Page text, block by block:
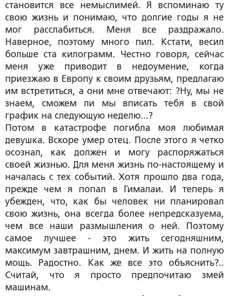
становится все немыслимей. Я вспоминаю ту
свою жизнь и понимаю, что долгие годы я не
мог расслабиться. Меня все раздражало.
Наверное, поэтому много пил. Кстати, весил
больше ста килограмм. Честно говоря, сейчас
меня уже приводит в недоумение, когда
приезжаю в Европу к своим друзьям, предлагаю
им встретиться, а они мне отвечают: ?Ну, мы не
знаем, сможем ли мы вписать тебя в свой
график на следующую неделю...?
Потом в катастрофе погибла моя любимая
девушка. Вскоре умер отец. После этого я четко
осознал, как должен и могу распоряжаться
своей жизнью. Для меня жизнь по-настоящему и
началась с тех событий. Хотя прошло два года,
прежде чем я попал в Гималаи. И теперь я
убежден, что, как бы человек ни планировал
свою жизнь, она всегда более непредсказуема,
чем все наши размышления о ней. Поэтому
самое лучшее - это жить сегодняшним,
максимум завтрашним, днем. И жить на полную
мощь. Радостно. Как же все это объяснить?..
Считай, что я просто предпочитаю змей
машинам.